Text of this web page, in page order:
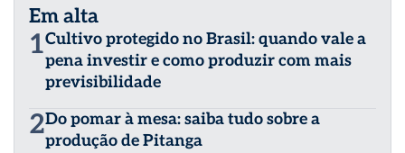
Em alta
1Cultivo protegido no Brasil: quando vale a
pena investir e como produzir com mais
previsibilidade
2Do pomar à mesa: saiba tudo sobre a
produção de Pitanga